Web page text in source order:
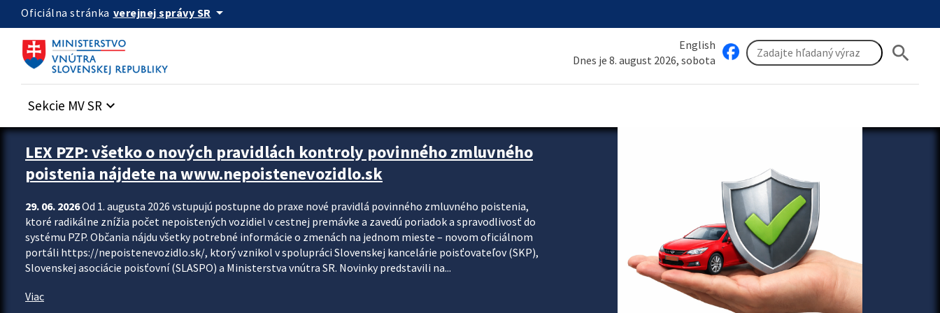
Preskocit na hlavný obsah
Oficiálna stránka verejnej správy SR arrow_drop_down
English
Dnes je 8. august 2026, sobota
search
Sekcie MV SR keyboard_arrow_down
Zastavit automatický posun upútavok
LEX PZP: všetko o nových pravidlách kontroly povinného zmluvného
poistenia nájdete na www.nepoistenevozidlo.sk
29. 06. 2026Od 1. augusta 2026 vstupujú postupne do praxe nové pravidlá povinného zmluvného poistenia,
ktoré radikálne znížia počet nepoistených vozidiel v cestnej premávke a zavedú poriadok a spravodlivosť do
systému PZP. Občania nájdu všetky potrebné informácie o zmenách na jednom mieste – novom oficiálnom
portáli https://nepoistenevozidlo.sk/, ktorý vznikol v spolupráci Slovenskej kancelárie poisťovateľov (SKP),
Slovenskej asociácie poisťovní (SLASPO) a Ministerstva vnútra SR. Novinky predstavili na...
Viac